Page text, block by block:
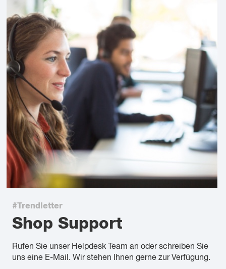
#Trendletter
Shop Support
Rufen Sie unser Helpdesk Team an oder schreiben Sie
uns eine E-Mail. Wir stehen Ihnen gerne zur Verfügung.